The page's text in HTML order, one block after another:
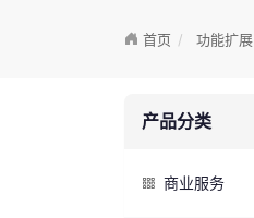
首页 功能扩展
产品分类
商业服务